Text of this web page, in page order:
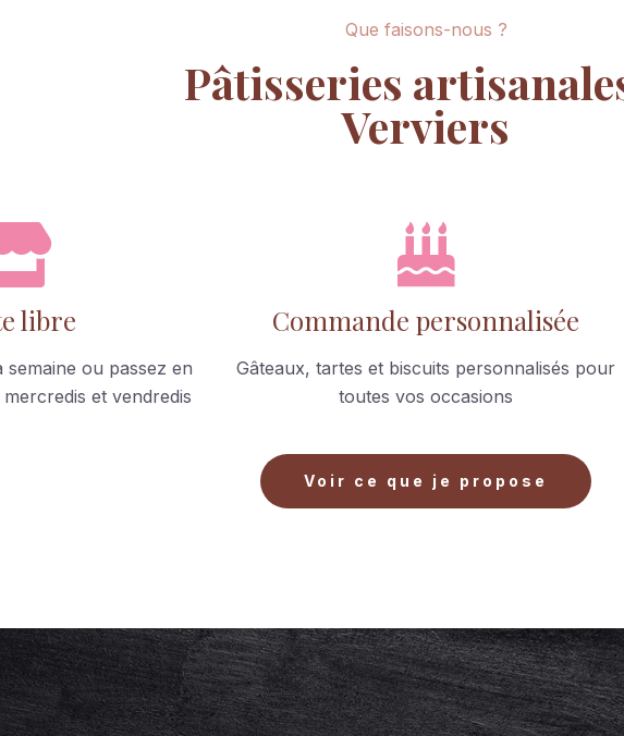
Que faisons-nous ?
Pâtisseries
Verviers
libre
ou passez en
et vendredis
Commande personnalisée
Gâteaux, tartes et biscuits personnalisés pour
toutes vos occasions
Voir ce que je propose